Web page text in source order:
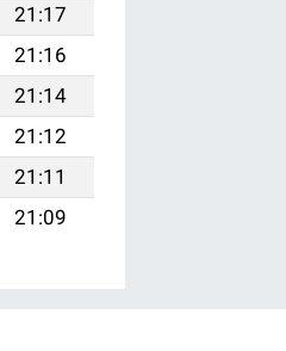
21:17
21:16
21:14
21:12
21:11
21:09